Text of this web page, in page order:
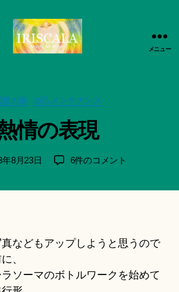
日
活
動
録・
品
メニュー
カ
ゴ
リ
想の扉 自己メンテナンス
情の表現
投
稿
作
成
智
月
＊
a
u
＊
年8月23日
熱
の
6件のコメント
などもアップしようと思うので
、
ソーマのボトルワークを始めて